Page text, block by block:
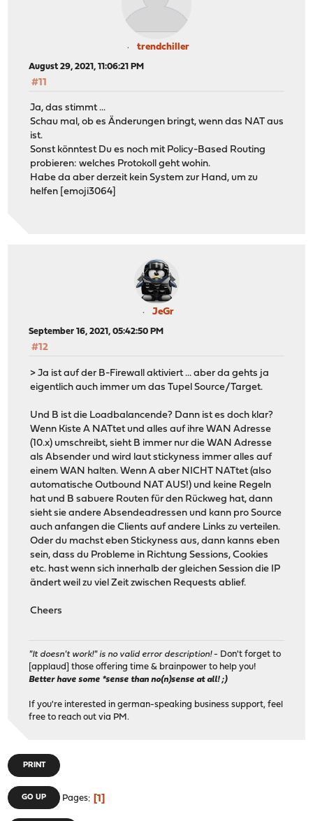
trendchiller
August 29, 2021, 11:06:21 PM
#11
Ja, das stimmt ...
Schau mal, ob es Änderungen bringt, wenn das NAT aus
ist.
Sonst könntest Du es noch mit Policy-Based Routing
probieren: welches Protokoll geht wohin.
Habe da aber derzeit kein System zur Hand, um zu
helfen [emoji3064]
JeGr
September 16, 2021, 05:42:50 PM
#12
> Ja ist auf der B-Firewall aktiviert ... aber da gehts ja
eigentlich auch immer um das Tupel Source/Target.
Und B ist die Loadbalancende? Dann ist es doch klar?
Wenn Kiste A NATtet und alles auf ihre WAN Adresse
(10.x) umschreibt, sieht B immer nur die WAN Adresse
als Absender und wird laut stickyness immer alles auf
einem WAN halten. Wenn A aber NICHT NATtet (also
automatische Outbound NAT AUS!) und keine Regeln
hat und B sabuere Routen für den Rückweg hat, dann
sieht sie andere Absendeadressen und kann pro Source
auch anfangen die Clients auf andere Links zu verteilen.
Oder du machst eben Stickyness aus, dann kanns eben
sein, dass du Probleme in Richtung Sessions, Cookies
etc. hast wenn sich innerhalb der gleichen Session die IP
ändert weil zu viel Zeit zwischen Requests ablief.
Cheers
"It doesn't work!" is no valid error description!- Don't forget to
[applaud] those offering time & brainpower to help you!
Better have some *sense than no(n)sense at all! ;)
If you're interested in german-speaking business support, feel
free to reach out via PM.
PRINT
GO UP Pages 1